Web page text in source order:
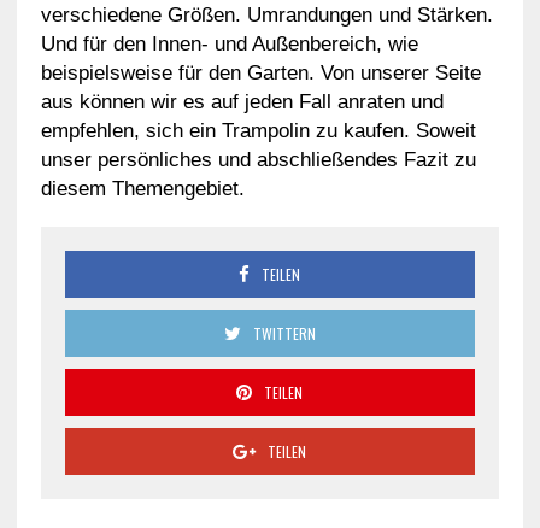
verschiedene Größen. Umrandungen und Stärken.
Und für den Innen- und Außenbereich, wie
beispielsweise für den Garten. Von unserer Seite
aus können wir es auf jeden Fall anraten und
empfehlen, sich ein Trampolin zu kaufen. Soweit
unser persönliches und abschließendes Fazit zu
diesem Themengebiet.
TEILEN
TWITTERN
TEILEN
TEILEN